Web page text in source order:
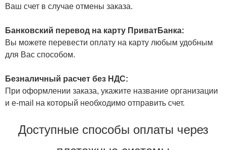
Ваш счет в случае отмены заказа.
Банковский перевод на карту ПриватБанка:
Вы можете перевести оплату на карту любым удобным
для Вас способом.
Безналичный расчет без НДС:
При оформлении заказа, укажите название организации
и e-mail на который необходимо отправить счет.
Доступные способы оплаты через